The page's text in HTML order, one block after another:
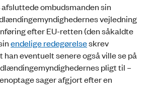
ombudsmanden sin
vejledning
efter EU-retten (den såkaldte
endelige redegørelseskrev
han eventuelt senere også ville se på
pligt til –
sager afgjort efter en